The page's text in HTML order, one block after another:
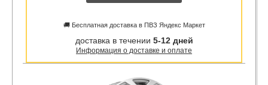
🚚 Бесплатная доставка в ПВЗ Яндекс Маркет
доставка в течении 5-12 дней
Информация о доставке и оплате